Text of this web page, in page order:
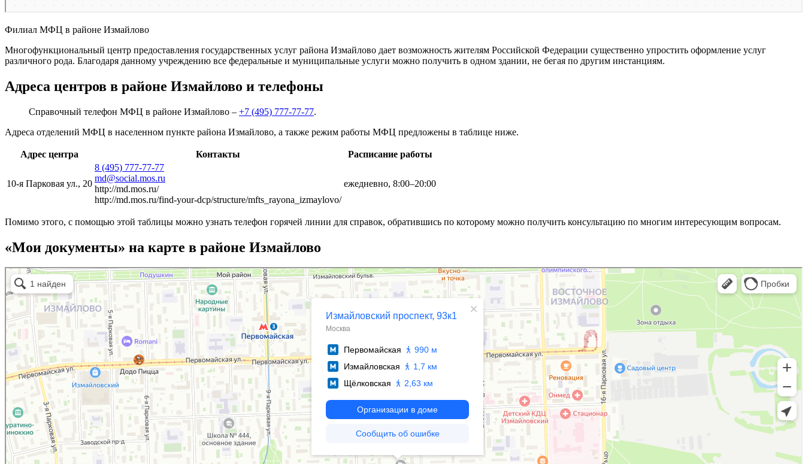
Филиал МФЦ в районе Измайлово
Многофункциональный центр предоставления государственных услуг района Измайлово дает возможность жителям Российской Федерации существенно упростить оформление услуг
различного рода. Благодаря данному учреждению все федеральные и муниципальные услуги можно получить в одном здании, не бегая по другим инстанциям.
Адреса центров в районе Измайлово и телефоны
Справочный телефон МФЦ в районе Измайлово – +7 (495) 777-77-77.
Адреса отделений МФЦ в населенном пункте района Измайлово, а также режим работы МФЦ предложены в таблице ниже.
Адрес центра Контакты Расписание работы
10-я Парковая ул., 20
8 (495) 777-77-77
md@social.mos.ru
http://md.mos.ru/
http://md.mos.ru/find-your-dcp/structure/mfts_rayona_izmaylovo/
ежедневно, 8:00–20:00
Помимо этого, с помощью этой таблицы можно узнать телефон горячей линии для справок, обратившись по которому можно получить консультацию по многим интересующим вопросам.
«Мои документы» на карте в районе Измайлово